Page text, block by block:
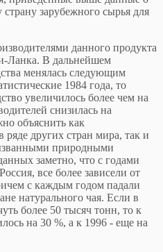
зарубежного сырья для
данного продукта
Ланка. В дальнейшем
менялась следующим
1984 года, то
увеличилось более чем на
снизилась на
объяснить как
других стран мира, так и
природными
заметно, что с годами
все более зависели от
с каждым годом падали
натурального чая. Если в
более 50 тысяч тонн, то к
на 30 %, а к 1996 - еще на